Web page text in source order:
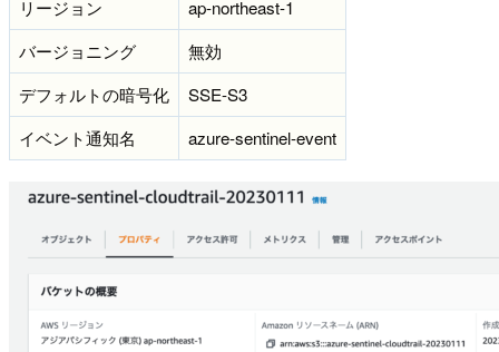
リージョン
ap-northeast-1
バージョニング
無効
デフォルトの暗号化
SSE-S3
イベント通知名
azure-sentinel-event